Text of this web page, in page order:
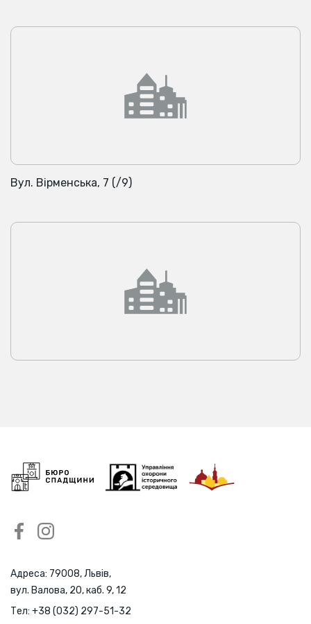
Вул. Вірменська, 7 (/9)
Адреса: 79008, Львів,
вул. Валова, 20, каб. 9, 12
Тел: +38 (032) 297-51-32